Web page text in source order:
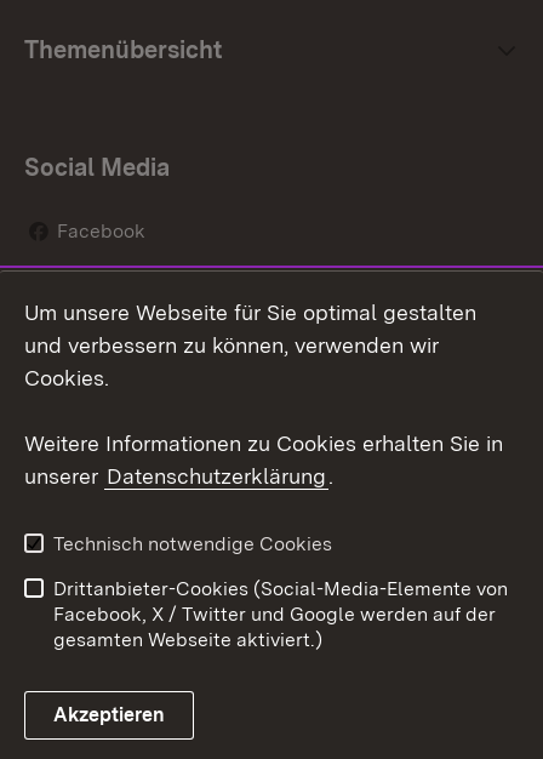
Themenübersicht
Social Media
Facebook
Social Wall
Youtube
Link zum Landesportal
Kontakt
Datenschutz
Barrierefreiheit
Impressum Cookies
Um unsere Webseite für Sie optimal gestalten
und verbessern zu können, verwenden wir
Cookies.
Weitere Informationen zu Cookies erhalten Sie in
unserer Datenschutzerklärung.
Technisch notwendige Cookies
Drittanbieter-Cookies (Social-Media-Elemente von
Facebook, X / Twitter und Google werden auf der
gesamten Webseite aktiviert.)
Akzeptieren